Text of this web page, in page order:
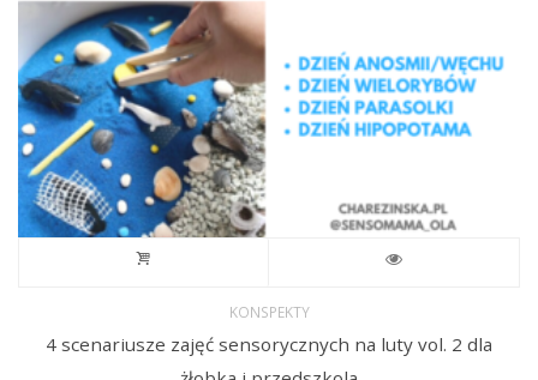
KONSPEKTY
4 scenariusze zajęć sensorycznych na luty vol. 2 dla